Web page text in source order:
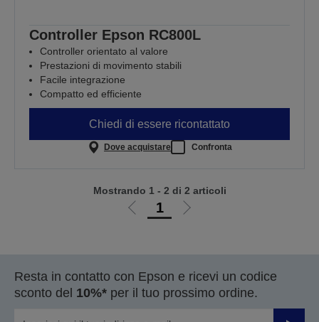
Controller Epson RC800L
Controller orientato al valore
Prestazioni di movimento stabili
Facile integrazione
Compatto ed efficiente
Chiedi di essere ricontattato
Dove acquistare Confronta
Vai 1
Vai
Mostrando 1 - 2 di 2 articoli
Resta in contatto con Epson e ricevi un codice
sconto del 10%* per il tuo prossimo ordine.